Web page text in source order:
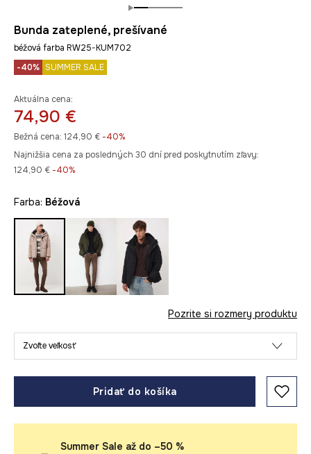
Bunda zateplené, prešívané
béžová farba RW25-KUM702
-40% SUMMER SALE
Aktuálna cena:
74,90 €
Bežná cena: 124,90 € -40%
Najnižšia cena za posledných 30 dní pred poskytnutím zľavy:
124,90 € -40%
Farba: béžová
Pozrite si rozmery produktu
Zvoľte veľkosť
Pridať do košíka
Summer Sale až do –50 %